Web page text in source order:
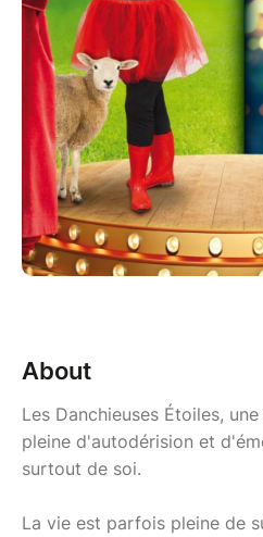
About
Les Danchieuses Étoiles,
pleine d'autodérision et
surtout de soi.
La vie est parfois pleine de